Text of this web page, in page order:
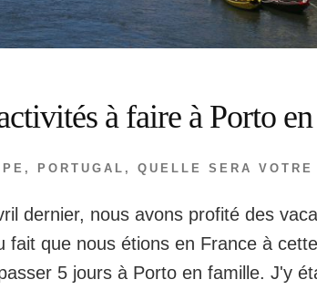
à faire à Porto
, PORTUGAL , QUELLE SERA
dernier, nous avons profité des
fait que nous étions en France à
5 jours à Porto en famille. J'y